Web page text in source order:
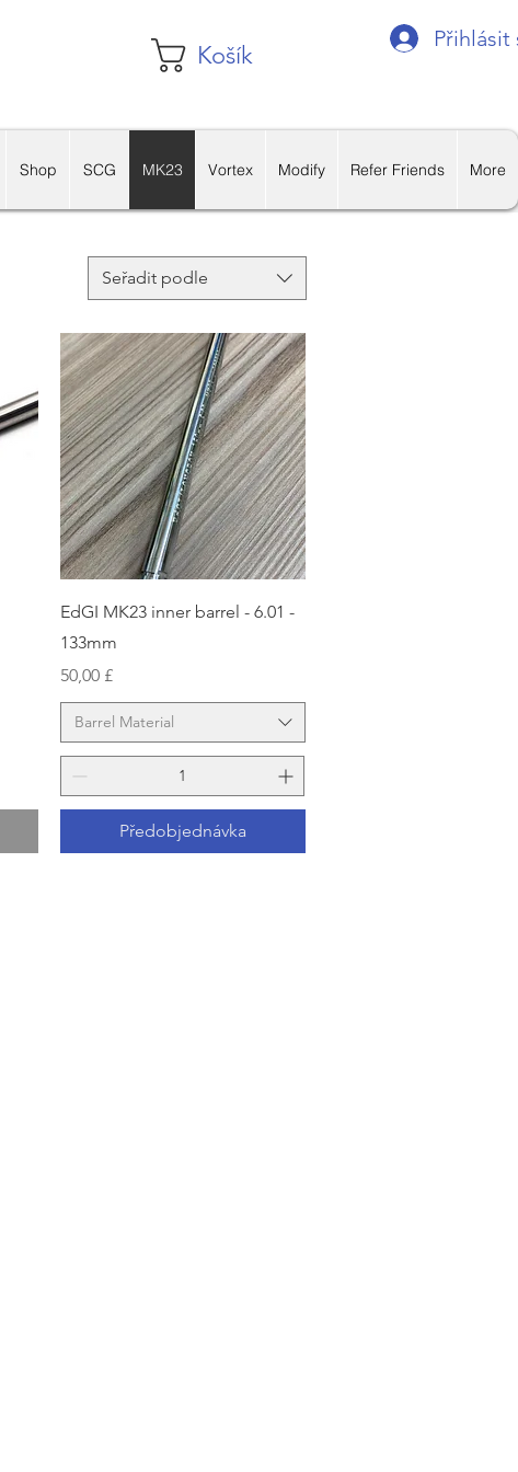
Košík
Přihlásit
Shop SCG MK23 Vortex Modify Refer Friends More
Seřadit podle
Rychlý náhled
EdGI MK23 inner barrel - 6.01 -
133mm
Cena
50,00 £
Barrel Material
Předobjednávka